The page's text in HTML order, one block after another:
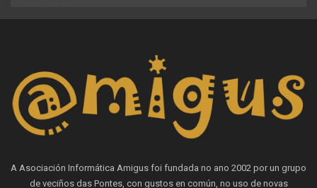
A Asociación Informática Amigus foi fundada no ano 2002 por un grupo
de veciños das Pontes, con gustos en común, no uso de novas